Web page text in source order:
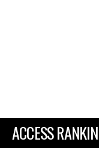
ACCESS